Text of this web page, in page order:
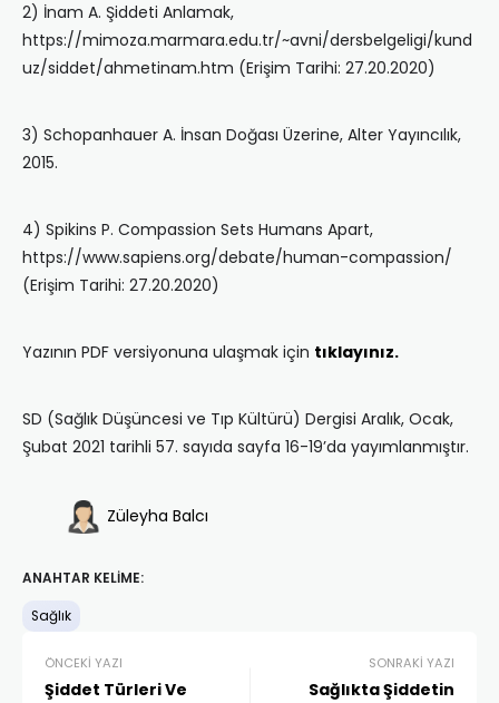
2) İnam A. Şiddeti Anlamak,
https://mimoza.marmara.edu.tr/~avni/dersbelgeligi/kund
uz/siddet/ahmetinam.htm (Erişim Tarihi: 27.20.2020)
3) Schopanhauer A. İnsan Doğası Üzerine, Alter Yayıncılık,
2015.
4) Spikins P. Compassion Sets Humans Apart,
https://www.sapiens.org/debate/human-compassion/
(Erişim Tarihi: 27.20.2020)
Yazının PDF versiyonuna ulaşmak için tıklayınız.
SD (Sağlık Düşüncesi ve Tıp Kültürü) Dergisi Aralık, Ocak,
Şubat 2021 tarihli 57. sayıda sayfa 16-19’da yayımlanmıştır.
Züleyha Balcı
ANAHTAR KELIME:
Sağlık
ÖNCEKI YAZI
Şiddet Türleri Ve
SONRAKI YAZI
Sağlıkta Şiddetin